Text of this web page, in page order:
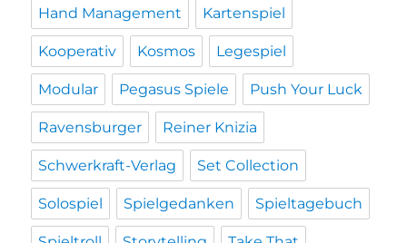
Hand Management Kartenspiel
Kooperativ Kosmos Legespiel
Modular Pegasus Spiele Push Your Luck
Ravensburger Reiner Knizia
Schwerkraft-Verlag Set Collection
Solospiel Spielgedanken Spieltagebuch